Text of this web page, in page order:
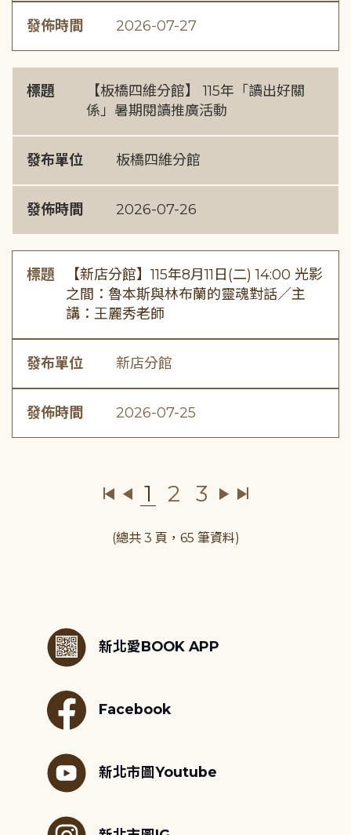
發佈時間 2026-07-27
標題
【板橋四維分館】 115年「讀出好關
係」暑期閱讀推廣活動
發布單位 板橋四維分館
發佈時間 2026-07-26
標題
【新店分館】115年8月11日(二) 14:00 光影
之間：魯本斯與林布蘭的靈魂對話／主
講：王麗秀老師
發布單位 新店分館
發佈時間 2026-07-25
1 2 3
(總共 3 頁，65 筆資料)
新北愛BOOK APP
Facebook
新北市圖Youtube